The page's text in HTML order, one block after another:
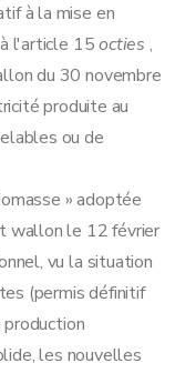
à la mise en
l'article 15octies ,
du 30 novembre
produite au
ou de
» adoptée
wallon le 12 février
vu la situation
(permis définitif
les nouvelles